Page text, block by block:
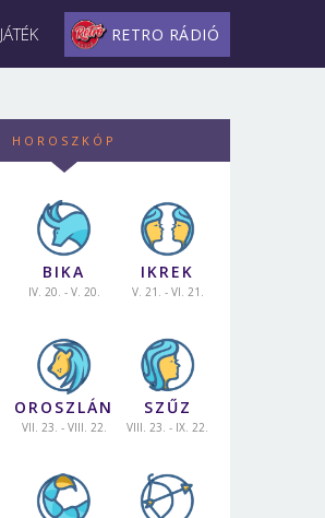
JÁTÉK RETRO RÁDIÓ
HOROSZKÓP
BIKA
IV. 20. - V. 20.
IKREK
V. 21. - VI. 21.
OROSZLÁN
VII. 23. - VIII. 22.
SZŰZ
VIII. 23. - IX. 22.